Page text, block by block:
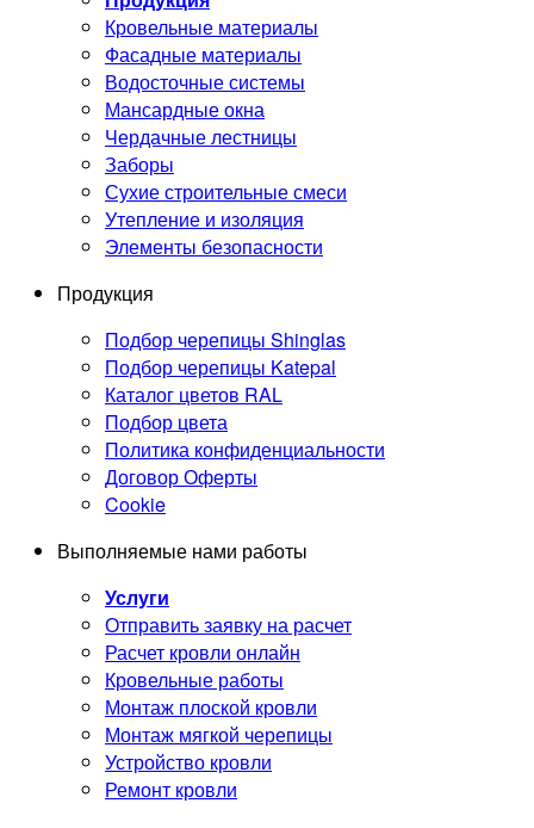
Кровельные материалы
Фасадные материалы
Водосточные системы
Мансардные окна
Чердачные лестницы
Заборы
Сухие строительные смеси
Утепление и изоляция
Элементы безопасности
Продукция
Подбор черепицы Shinglas
Подбор черепицы Katepal
Каталог цветов RAL
Подбор цвета
Политика конфиденциальности
Договор Оферты
Cookie
Выполняемые нами работы
Услуги
Отправить заявку на расчет
Расчет кровли онлайн
Кровельные работы
Монтаж плоской кровли
Монтаж мягкой черепицы
Устройство кровли
Ремонт кровли